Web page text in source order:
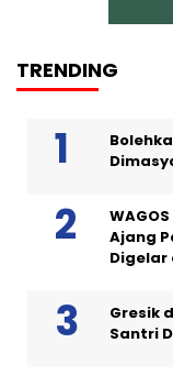
TRENDING
Ajang
Digelar
Gresik
Santri